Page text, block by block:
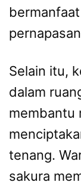
Selain itu,
dalam
membantu
tenang.
sakura